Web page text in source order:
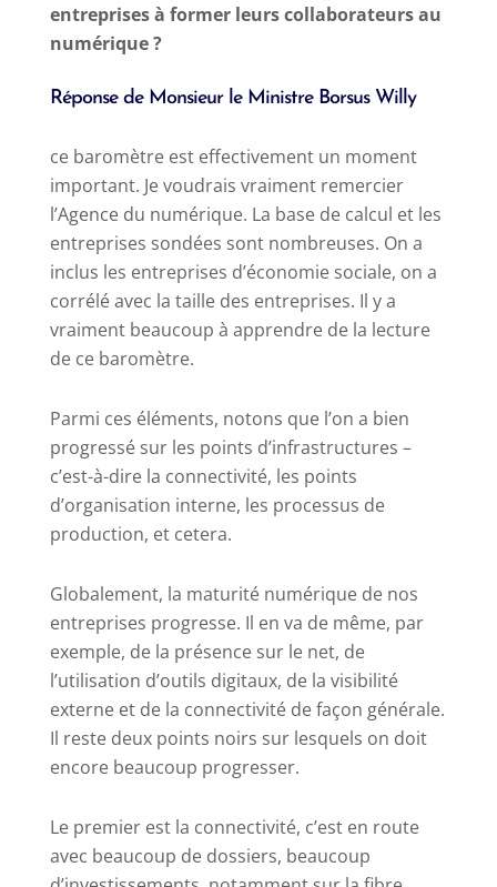
entreprises à former leurs collaborateurs au
numérique ?
Réponse de Monsieur le Ministre Borsus Willy
ce baromètre est effectivement un moment
important. Je voudrais vraiment remercier
l’Agence du numérique. La base de calcul et les
entreprises sondées sont nombreuses. On a
inclus les entreprises d’économie sociale, on a
corrélé avec la taille des entreprises. Il y a
vraiment beaucoup à apprendre de la lecture
de ce baromètre.
Parmi ces éléments, notons que l’on a bien
progressé sur les points d’infrastructures –
c’est-à-dire la connectivité, les points
d’organisation interne, les processus de
production, et cetera.
Globalement, la maturité numérique de nos
entreprises progresse. Il en va de même, par
exemple, de la présence sur le net, de
l’utilisation d’outils digitaux, de la visibilité
externe et de la connectivité de façon générale.
Il reste deux points noirs sur lesquels on doit
encore beaucoup progresser.
Le premier est la connectivité, c’est en route
avec beaucoup de dossiers, beaucoup